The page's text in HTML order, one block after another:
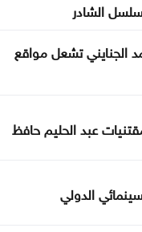
الشادر
الجنايني تشعل مواقع
عبد الحليم حافظ
الدولي